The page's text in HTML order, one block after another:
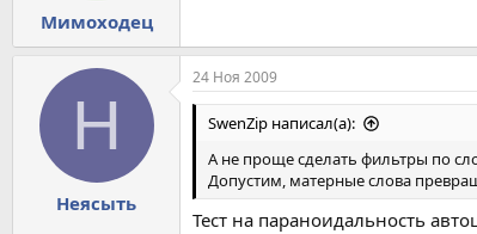
Мимоходец
Н
Неясыть
24 Ноя 2009
SwenZip написал(а):
А не проще сделать фильтры по
Допустим, матерные слова
Тест на параноидальность